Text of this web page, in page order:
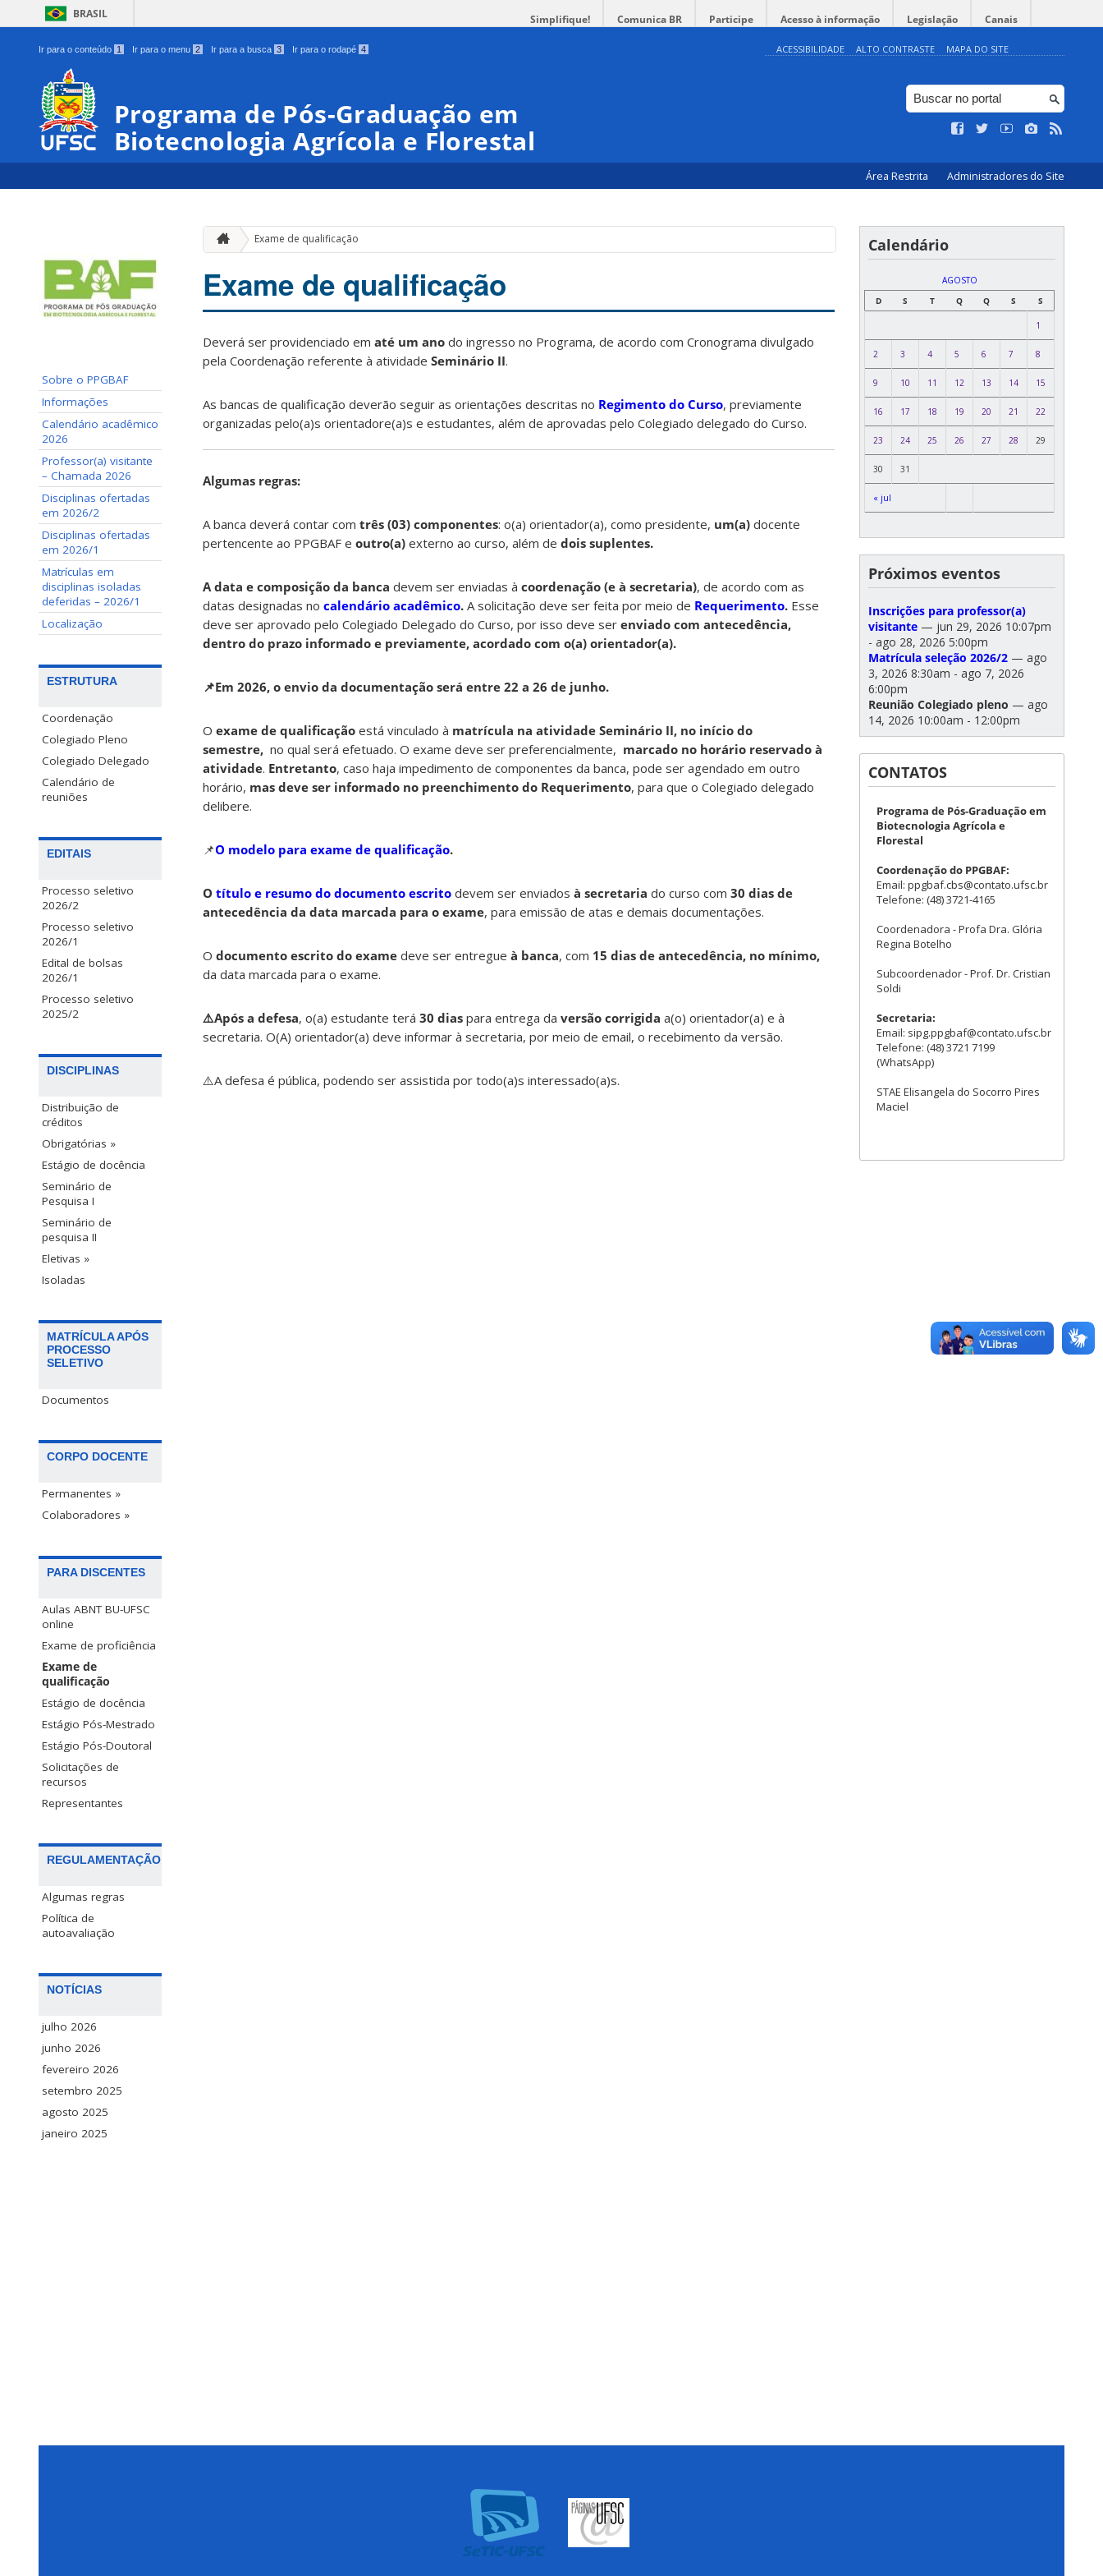
BRASIL Simplifique! Comunica BR Participe Acesso à informação Legislação Canais
Ir para o conteúdo 1 Ir para o menu 2 Ir para a busca 3 Ir para o rodapé 4 ACESSIBILIDADE ALTO CONTRASTE MAPA DO SITE
Programa de Pós-Graduação em
Biotecnologia Agrícola e Florestal
Área Restrita Administradores do Site
Sobre o PPGBAF
Informações
Calendário acadêmico
2026
Professor(a) visitante
– Chamada 2026
Disciplinas ofertadas
em 2026/2
Disciplinas ofertadas
em 2026/1
Matrículas em
disciplinas isoladas
deferidas – 2026/1
Localização
ESTRUTURA
Coordenação
Colegiado Pleno
Colegiado Delegado
Calendário de
reuniões
EDITAIS
Processo seletivo
2026/2
Processo seletivo
2026/1
Edital de bolsas
2026/1
Processo seletivo
2025/2
DISCIPLINAS
Distribuição de
créditos
Obrigatórias »
Estágio de docência
Seminário de
Pesquisa I
Seminário de
pesquisa II
Eletivas »
Isoladas
MATRÍCULA APÓS
PROCESSO
SELETIVO
Documentos
CORPO DOCENTE
Permanentes »
Colaboradores »
PARA DISCENTES
Aulas ABNT BU-UFSC
online
Exame de proficiência
Exame de
qualificação
Estágio de docência
Estágio Pós-Mestrado
Estágio Pós-Doutoral
Solicitações de
recursos
Representantes
REGULAMENTAÇÃO
Algumas regras
Política de
autoavaliação
NOTÍCIAS
julho 2026
junho 2026
fevereiro 2026
setembro 2025
agosto 2025
janeiro 2025
Exame de qualificação
Exame de qualificação
Deverá ser providenciado em até um ano do ingresso no Programa, de acordo com Cronograma divulgado
pela Coordenação referente à atividade Seminário II.
As bancas de qualificação deverão seguir as orientações descritas no Regimento do Curso, previamente
organizadas pelo(a)s orientadore(a)s e estudantes, além de aprovadas pelo Colegiado delegado do Curso.
Algumas regras:
A banca deverá contar com três (03) componentes: o(a) orientador(a), como presidente, um(a) docente
pertencente ao PPGBAF e outro(a) externo ao curso, além de dois suplentes.
A data e composição da banca devem ser enviadas à coordenação (e à secretaria), de acordo com as
datas designadas no calendário acadêmico. A solicitação deve ser feita por meio de Requerimento. Esse
deve ser aprovado pelo Colegiado Delegado do Curso, por isso deve ser enviado com antecedência,
dentro do prazo informado e previamente, acordado com o(a) orientador(a).
📌Em 2026, o envio da documentação será entre 22 a 26 de junho.
O exame de qualificação está vinculado à matrícula na atividade Seminário II, no início do
semestre, no qual será efetuado. O exame deve ser preferencialmente, marcado no horário reservado à
atividade. Entretanto, caso haja impedimento de componentes da banca, pode ser agendado em outro
horário, mas deve ser informado no preenchimento do Requerimento, para que o Colegiado delegado
delibere.
📌O modelo para exame de qualificação.
O título e resumo do documento escrito devem ser enviados à secretaria do curso com 30 dias de
antecedência da data marcada para o exame, para emissão de atas e demais documentações.
O documento escrito do exame deve ser entregue à banca, com 15 dias de antecedência, no mínimo,
da data marcada para o exame.
⚠️Após a defesa, o(a) estudante terá 30 dias para entrega da versão corrigida a(o) orientador(a) e à
secretaria. O(A) orientador(a) deve informar à secretaria, por meio de email, o recebimento da versão.
⚠️A defesa é pública, podendo ser assistida por todo(a)s interessado(a)s.
Calendário
AGOSTO
D
S T Q Q S S
« jul
1
2 3 4 5 6 7 8
9 10 11 12 13 14 15
16 17 18 19 20 21 22
23 24 25 26 27 28 29
30 31
Próximos eventos
Inscrições para professor(a)
visitante — jun 29, 2026 10:07pm
- ago 28, 2026 5:00pm
Matrícula seleção 2026/2 — ago
3, 2026 8:30am - ago 7, 2026
6:00pm
Reunião Colegiado pleno — ago
14, 2026 10:00am - 12:00pm
CONTATOS
Programa de Pós-Graduação em
Biotecnologia Agrícola e
Florestal
Coordenação do PPGBAF:
Email: ppgbaf.cbs@contato.ufsc.br
Telefone: (48) 3721-4165
Coordenadora - Profa Dra. Glória
Regina Botelho
Subcoordenador - Prof. Dr. Cristian
Soldi
Secretaria:
Email: sipg.ppgbaf@contato.ufsc.br
Telefone: (48) 3721 7199
(WhatsApp)
STAE Elisangela do Socorro Pires
Maciel